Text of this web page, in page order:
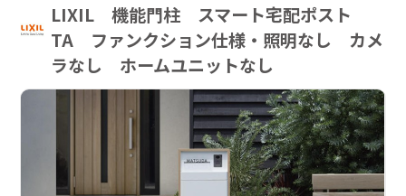
LIXIL 機能門柱 スマート宅配ポスト
TA ファンクション仕様・照明なし カメ
ラなし ホームユニットなし